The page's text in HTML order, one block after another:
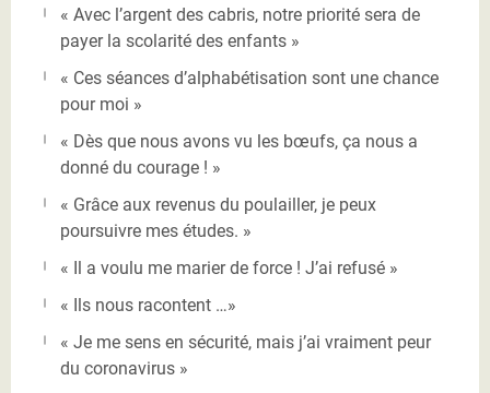
« Avec l’argent des cabris, notre priorité sera de
payer la scolarité des enfants »
« Ces séances d’alphabétisation sont une chance
pour moi »
« Dès que nous avons vu les bœufs, ça nous a
donné du courage ! »
« Grâce aux revenus du poulailler, je peux
poursuivre mes études. »
« Il a voulu me marier de force ! J’ai refusé »
« Ils nous racontent …»
« Je me sens en sécurité, mais j’ai vraiment peur
du coronavirus »